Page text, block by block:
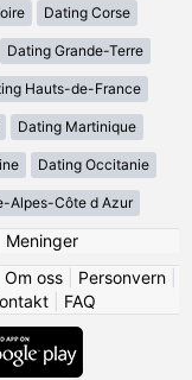
Dating Corse
Dating Grande-Terre
Hauts-de-France
Dating Martinique
Dating Occitanie
Alpes-Côte d Azur
Meninger
Om oss| Personvern|
FAQ